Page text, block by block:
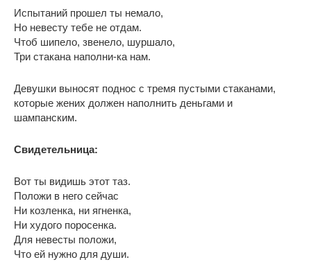
Испытаний прошел ты немало,
Но невесту тебе не отдам.
Чтоб шипело, звенело, шуршало,
Три стакана наполни-ка нам.
Девушки выносят поднос с тремя пустыми стаканами,
которые жених должен наполнить деньгами и
шампанским.
Свидетельница:
Вот ты видишь этот таз.
Положи в него сейчас
Ни козленка, ни ягненка,
Ни худого поросенка.
Для невесты положи,
Что ей нужно для души.